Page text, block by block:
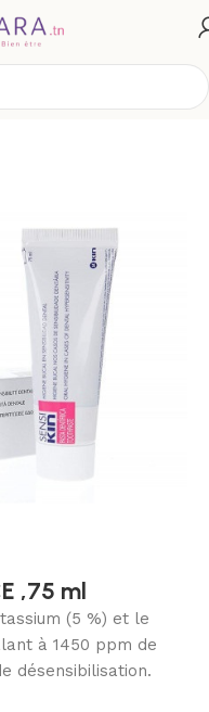
/Dentifrices
,75 ml
(5 %) et le
à 1450 ppm de
désensibilisation.